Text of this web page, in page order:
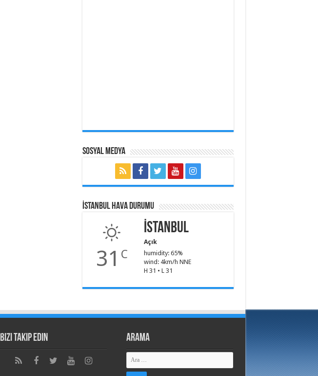
Sosyal Medya
İSTANBUL HAVA DURUMU
31 C
İstanbul
Açık
humidity: 65%
wind: 4km/h NNE
H 31 • L 31
Bizi Takip Edin Arama